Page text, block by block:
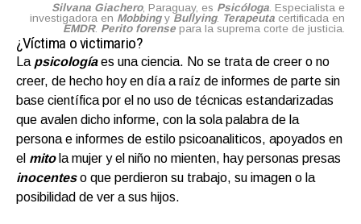
Silvana Giachero, Paraguay, es Psicóloga . Especialista e
investigadora en Mobbingy Bullying. Terapeuta certificada en
EMDR. Perito forense para la suprema corte de justicia.
¿Víctima o victimario?
La psicología es una ciencia. No se trata de creer o no
creer, de hecho hoy en día a raíz de informes de parte sin
base científica por el no uso de técnicas estandarizadas
que avalen dicho informe, con la sola palabra de la
persona e informes de estilo psicoanaliticos, apoyados en
el mitola mujer y el niño no mienten, hay personas presas
inocenteso que perdieron su trabajo, su imagen o la
posibilidad de ver a sus hijos.